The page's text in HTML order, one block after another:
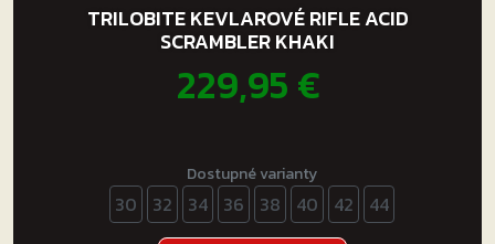
TRILOBITE KEVLAROVÉ RIFLE ACID
SCRAMBLER KHAKI
229,95€
Dostupné varianty
30 32 34 36 38 40 42 44